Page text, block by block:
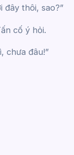
đây thôi, sao?”
cố ý hỏi.
chưa đâu!”